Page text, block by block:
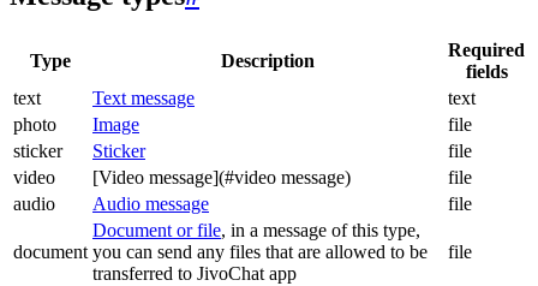
Type Description
Required
fields
text
Text message
text
photo
Image
file
sticker
Sticker
file
video
[Video message](#video message)
file
audio
Audio message file
document
Document or file, in a message of this type,
you can send any files that are allowed to be
transferred to JivoChat app
file